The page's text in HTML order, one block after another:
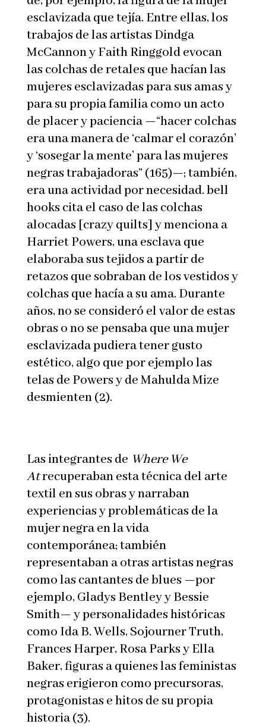
esclavizada que tejía. Entre ellas, los
trabajos de las artistas Dindga
McCannon y Faith Ringgold evocan
las colchas de retales que hacían las
mujeres esclavizadas para sus amas y
para su propia familia como un acto
de placer y paciencia —“hacer colchas
era una manera de ‘calmar el corazón’
y ‘sosegar la mente’ para las mujeres
negras trabajadoras” (165)—; también,
era una actividad por necesidad. bell
hooks cita el caso de las colchas
alocadas [crazy quilts] y menciona a
Harriet Powers, una esclava que
elaboraba sus tejidos a partir de
retazos que sobraban de los vestidos y
colchas que hacía a su ama. Durante
años, no se consideró el valor de estas
obras o no se pensaba que una mujer
esclavizada pudiera tener gusto
estético, algo que por ejemplo las
telas de Powers y de Mahulda Mize
desmienten (2).
Las integrantes de Where We
Atrecuperaban esta técnica del arte
textil en sus obras y narraban
experiencias y problemáticas de la
mujer negra en la vida
contemporánea; también
representaban a otras artistas negras
como las cantantes de blues —por
ejemplo, Gladys Bentley y Bessie
Smith— y personalidades históricas
como Ida B. Wells, Sojourner Truth,
Frances Harper, Rosa Parks y Ella
Baker, figuras a quienes las feministas
negras erigieron como precursoras,
protagonistas e hitos de su propia
historia (3).